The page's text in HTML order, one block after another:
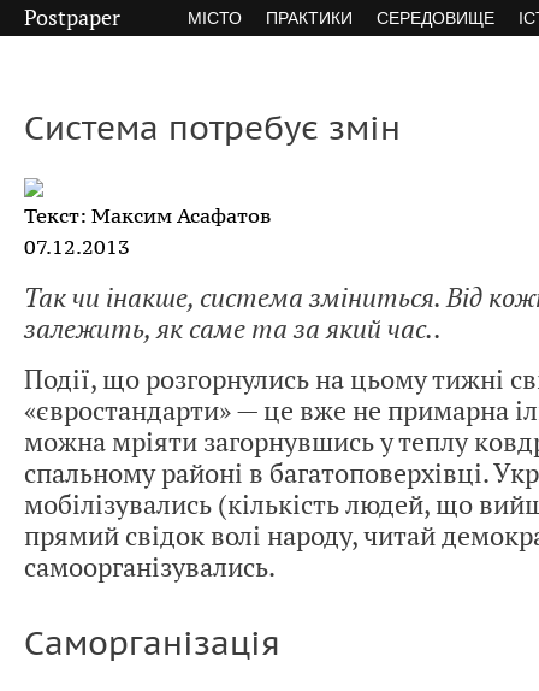
Postpaper МІСТО ПРАКТИКИ СЕРЕДОВИЩЕ
Система потребує змін
Текст: Максим Асафатов
07.12.2013
Так чи інакше, система зміниться. Від
залежить, як саме та за який час..
Події, що розгорнулись на цьому тижні
«євростандарти» — це вже не примарна
можна мріяти загорнувшись у теплу
спальному районі в багатоповерхівці.
мобілізувались (кількість людей, що
прямий свідок волі народу, читай
самоорганізувались.
Саморганізація